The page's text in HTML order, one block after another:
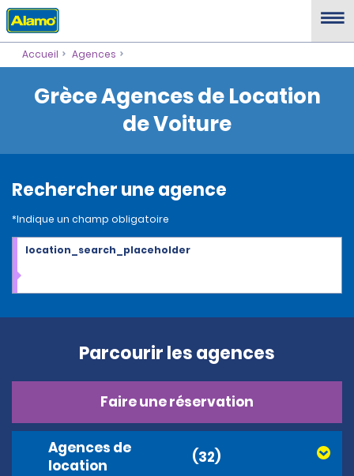
Accueil Agences
Grèce Agences de Location
de Voiture
Rechercher une agence
*Indique un champ obligatoire
location_search_placeholder
Parcourir les agences
Faire une réservation
Agences de
location
(32)